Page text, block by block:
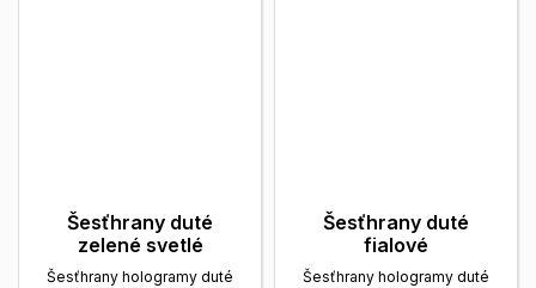
Šesťhrany duté
zelené svetlé
Šesťhrany hologramy duté
Šesťhrany duté
fialové
Šesťhrany hologramy duté